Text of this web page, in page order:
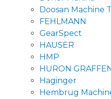
Doosan Machine
FEHLMANN
GearSpect
HAUSER
HMP
HURON
Haginger
Hembrug